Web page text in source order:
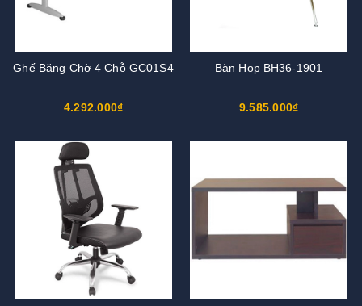
Ghế Băng Chờ 4 Chỗ GC01S4
4.292.000₫
Bàn Họp BH36-1901
9.585.000₫